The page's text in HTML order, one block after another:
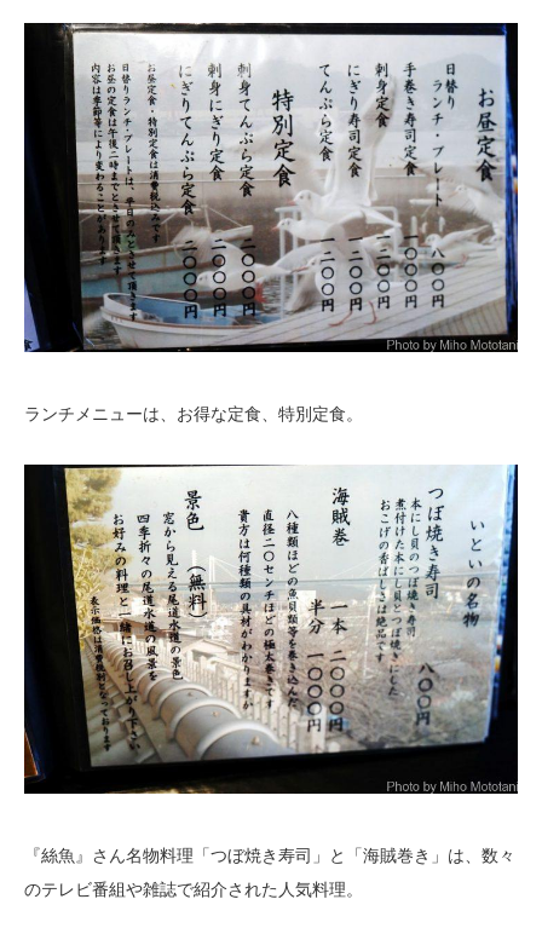
ランチメニューは、お得な定食、特別定食。
『絲魚』さん名物料理「つぼ焼き寿司」と「海賊巻き」は、数々
のテレビ番組や雑誌で紹介された人気料理。